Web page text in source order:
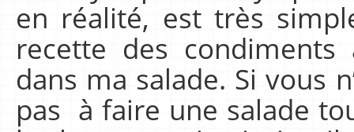
en réalité, est très
recette des
dans ma salade. Si vous
pas à faire une salade